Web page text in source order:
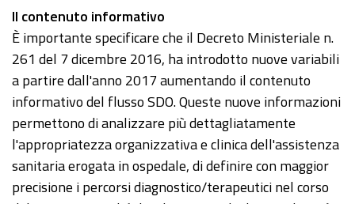
Il contenuto informativo
È importante specificare che il Decreto Ministeriale n.
261 del 7 dicembre 2016, ha introdotto nuove variabili
a partire dall'anno 2017 aumentando il contenuto
informativo del flusso SDO. Queste nuove informazioni
permettono di analizzare più dettagliatamente
l'appropriatezza organizzativa e clinica dell'assistenza
sanitaria erogata in ospedale, di definire con maggior
precisione i percorsi diagnostico/terapeutici nel corso